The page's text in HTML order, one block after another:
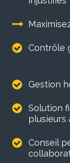
Contrôle
Gestion
Solution
plusieurs
Conseil